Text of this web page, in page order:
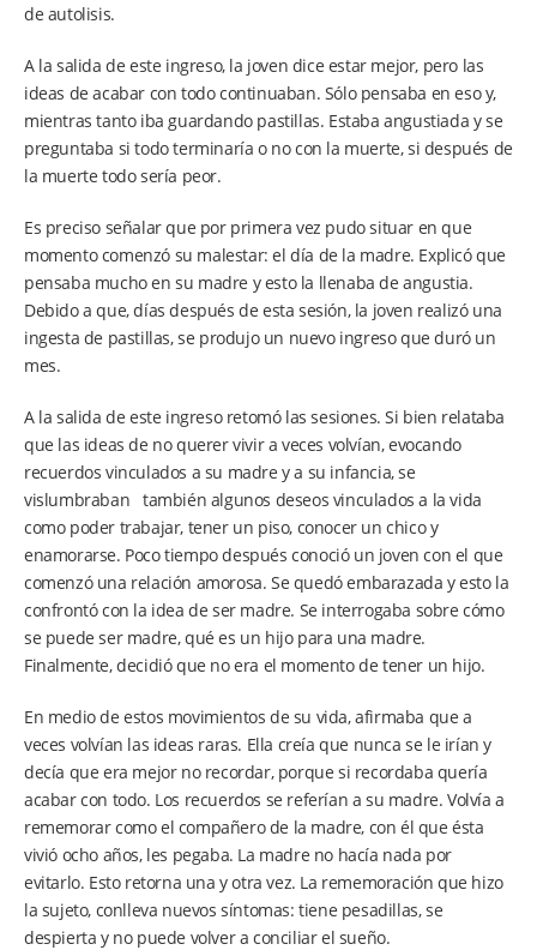
de autolisis.
A la salida de este ingreso, la joven dice estar mejor, pero las
ideas de acabar con todo continuaban. Sólo pensaba en eso y,
mientras tanto iba guardando pastillas. Estaba angustiada y se
preguntaba si todo terminaría o no con la muerte, si después de
la muerte todo sería peor.
Es preciso señalar que por primera vez pudo situar en que
momento comenzó su malestar: el día de la madre. Explicó que
pensaba mucho en su madre y esto la llenaba de angustia.
Debido a que, días después de esta sesión, la joven realizó una
ingesta de pastillas, se produjo un nuevo ingreso que duró un
mes.
A la salida de este ingreso retomó las sesiones. Si bien relataba
que las ideas de no querer vivir a veces volvían, evocando
recuerdos vinculados a su madre y a su infancia, se
vislumbraban también algunos deseos vinculados a la vida
como poder trabajar, tener un piso, conocer un chico y
enamorarse. Poco tiempo después conoció un joven con el que
comenzó una relación amorosa. Se quedó embarazada y esto la
confrontó con la idea de ser madre. Se interrogaba sobre cómo
se puede ser madre, qué es un hijo para una madre.
Finalmente, decidió que no era el momento de tener un hijo.
En medio de estos movimientos de su vida, afirmaba que a
veces volvían las ideas raras. Ella creía que nunca se le irían y
decía que era mejor no recordar, porque si recordaba quería
acabar con todo. Los recuerdos se referían a su madre. Volvía a
rememorar como el compañero de la madre, con él que ésta
vivió ocho años, les pegaba. La madre no hacía nada por
evitarlo. Esto retorna una y otra vez. La rememoración que hizo
la sujeto, conlleva nuevos síntomas: tiene pesadillas, se
despierta y no puede volver a conciliar el sueño.